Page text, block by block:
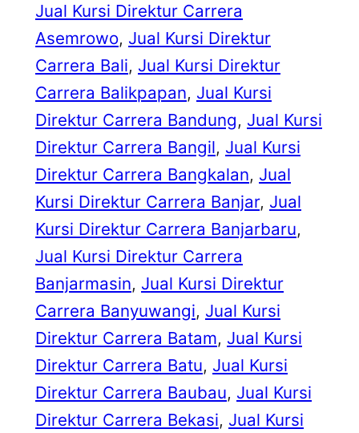
Jual Kursi Direktur Carrera
Asemrowo, Jual Kursi Direktur
Carrera Bali, Jual Kursi Direktur
Carrera Balikpapan, Jual Kursi
Direktur Carrera Bandung, Jual Kursi
Direktur Carrera Bangil, Jual Kursi
Direktur Carrera Bangkalan, Jual
Kursi Direktur Carrera Banjar, Jual
Kursi Direktur Carrera Banjarbaru
Jual Kursi Direktur Carrera
Banjarmasin, Jual Kursi Direktur
Carrera Banyuwangi, Jual Kursi
Direktur Carrera Batam, Jual Kursi
Direktur Carrera Batu, Jual Kursi
Direktur Carrera Baubau, Jual Kursi
Direktur Carrera Bekasi, Jual Kursi